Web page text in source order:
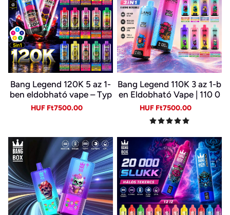
Bang Legend 120K 5 az 1-
ben eldobható vape – Typ
e-C, LED kijelző
Sale
HUF Ft7500.00
Bang Legend 110K 3 az 1-b
en Eldobható Vape | 110 0
00 Slukk | 3 Íz Egy Készülé
kben | Digitális Kijelző | Ty
pe-C
Sale
HUF Ft7500.00